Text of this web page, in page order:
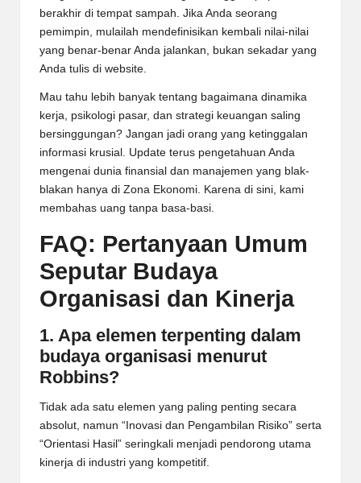
berakhir di tempat sampah. Jika Anda seorang
pemimpin, mulailah mendefinisikan kembali nilai-nilai
yang benar-benar Anda jalankan, bukan sekadar yang
Anda tulis di website.
Mau tahu lebih banyak tentang bagaimana dinamika
kerja, psikologi pasar, dan strategi keuangan saling
bersinggungan? Jangan jadi orang yang ketinggalan
informasi krusial. Update terus pengetahuan Anda
mengenai dunia finansial dan manajemen yang blak-
blakan hanya di Zona Ekonomi . Karena di sini, kami
membahas uang tanpa basa-basi.
FAQ: Pertanyaan Umum
Seputar Budaya
Organisasi dan Kinerja
1. Apa elemen terpenting dalam
budaya organisasi menurut
Robbins?
Tidak ada satu elemen yang paling penting secara
absolut, namun “Inovasi dan Pengambilan Risiko” serta
“Orientasi Hasil” seringkali menjadi pendorong utama
kinerja di industri yang kompetitif.